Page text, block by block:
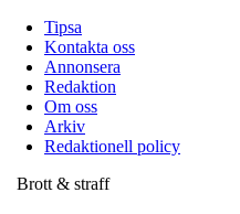
Tipsa
Kontakta oss
Annonsera
Redaktion
Om oss
Arkiv
Redaktionell policy
Brott & straff